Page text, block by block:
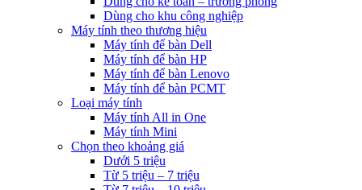
Dùng cho khu công nghiệp
Máy tính theo thương hiệu
Máy tính để bàn Dell
Máy tính để bàn HP
Máy tính để bàn Lenovo
Máy tính để bàn PCMT
Loại máy tính
Máy tính All in One
Máy tính Mini
Chọn theo khoảng giá
Dưới 5 triệu
Từ 5 triệu – 7 triệu